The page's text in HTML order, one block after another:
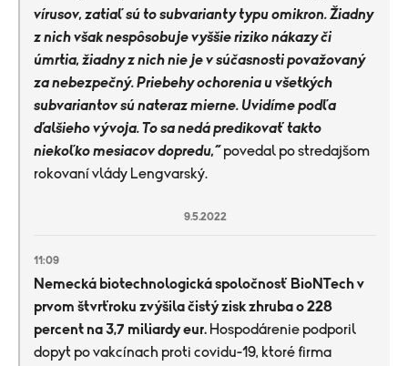
vírusov, zatiaľ sú to subvarianty typu omikron. Žiadny
z nich však nespôsobuje vyššie riziko nákazy či
úmrtia, žiadny z nich nie je v súčasnosti považovaný
za nebezpečný. Priebehy ochorenia u všetkých
subvariantov sú nateraz mierne. Uvidíme podľa
ďalšieho vývoja. To sa nedá predikovať takto
niekoľko mesiacov dopredu,“povedal po stredajšom
rokovaní vlády Lengvarský.
9.5.2022
11:09
Nemecká biotechnologická spoločnosť BioNTech v
prvom štvrťroku zvýšila čistý zisk zhruba o 228
percent na 3,7 miliardy eur. Hospodárenie podporil
dopyt po vakcínach proti covidu-19, ktoré firma